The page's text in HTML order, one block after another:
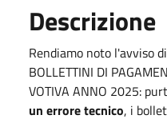
Descrizione
Rendiamo noto l'avviso
BOLLETTINI DI
VOTIVA ANNO 2025:
un errore tecnico, i